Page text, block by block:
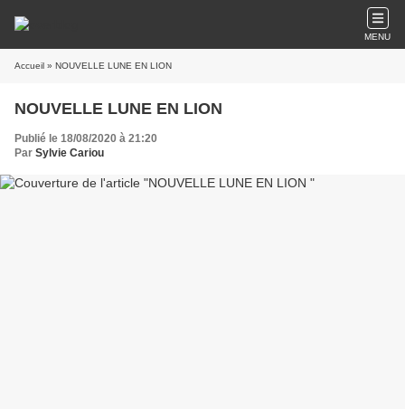
MENU
Accueil » NOUVELLE LUNE EN LION
NOUVELLE LUNE EN LION
Publié le 18/08/2020 à 21:20
Par Sylvie Cariou